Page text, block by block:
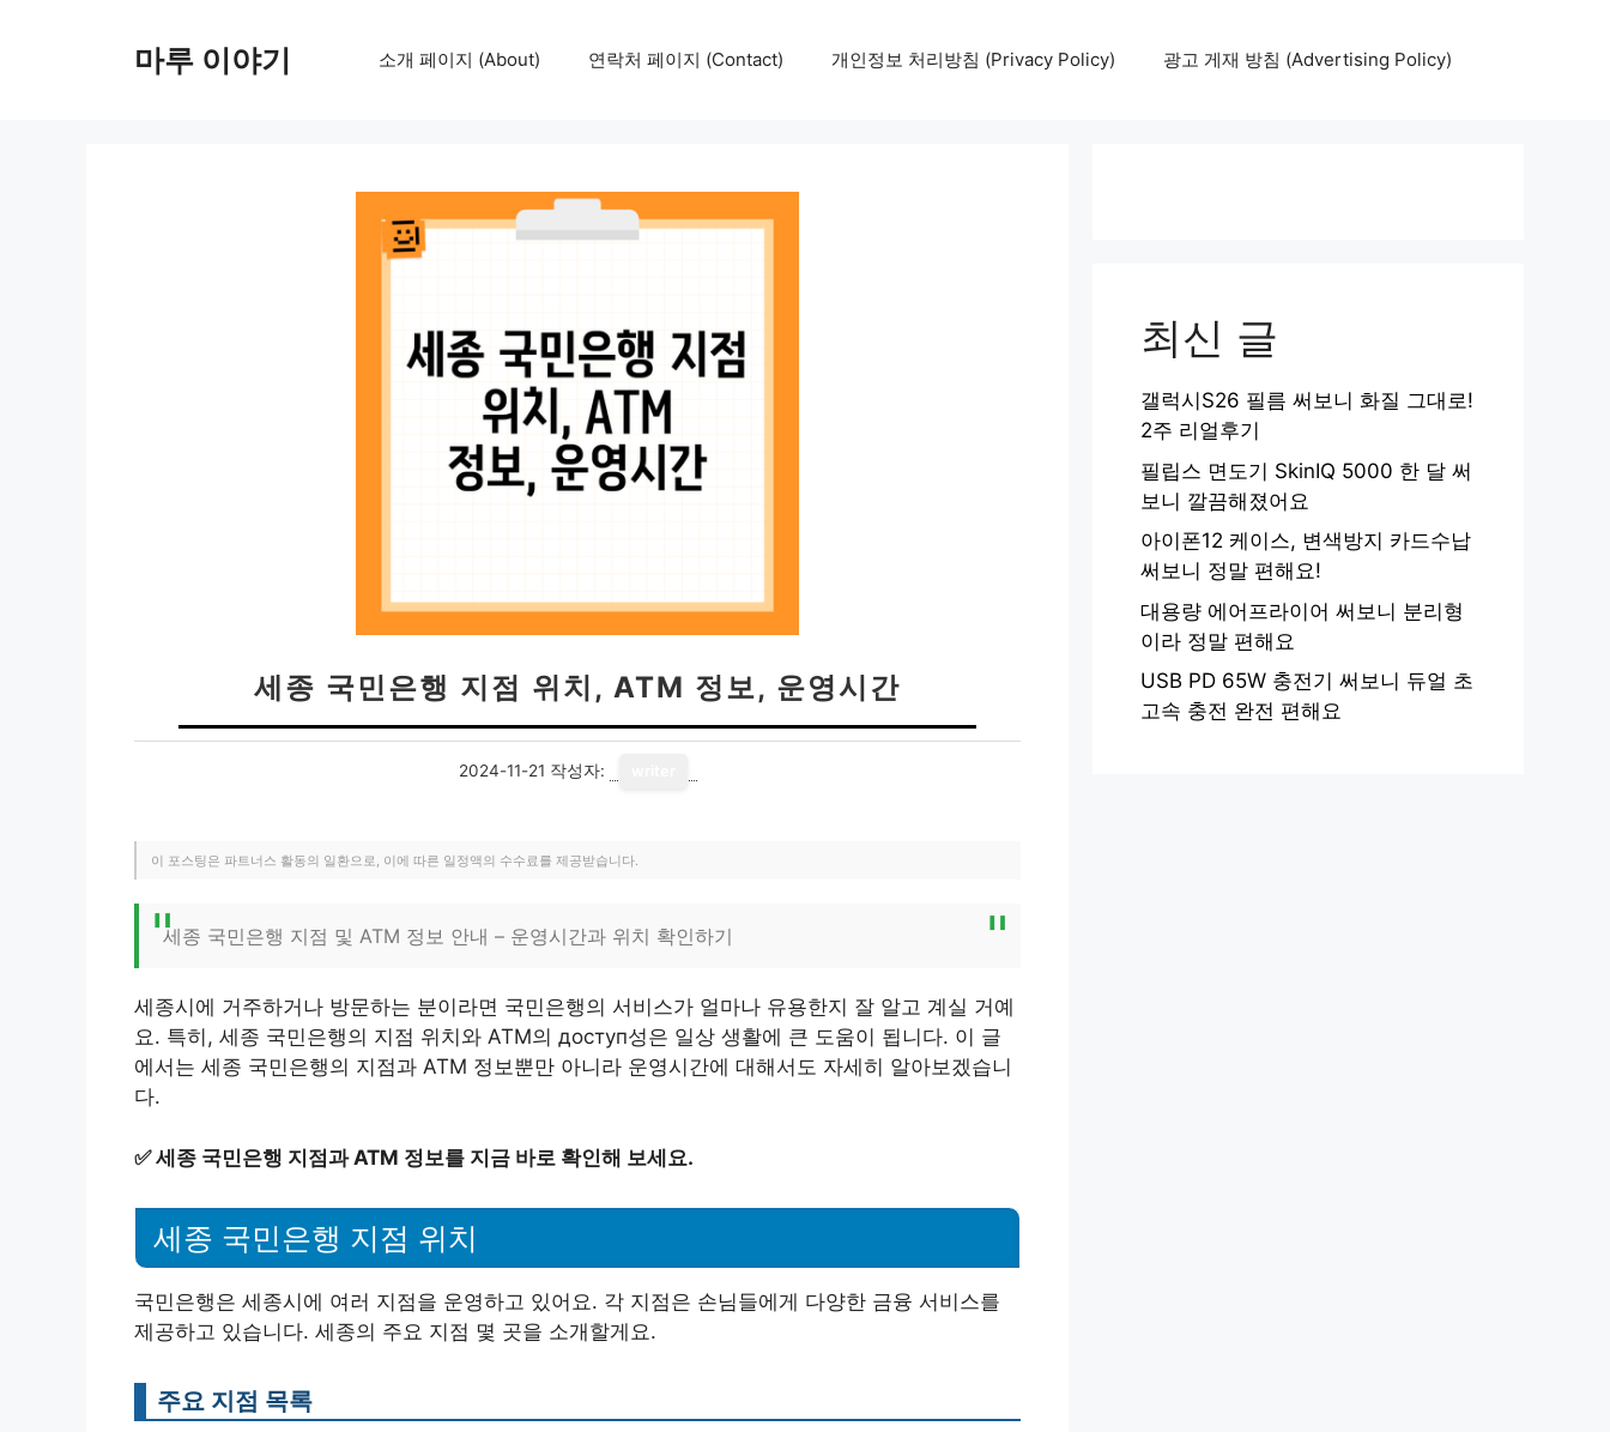
마루 이야기 소개 페이지 (About) 연락처 페이지 (Contact) 개인정보 처리방침 (Privacy Policy) 광고 게재 방침 (Advertising Policy)
세종 국민은행 지점 위치, ATM 정보, 운영시간
2024-11-21 작성자:
이 포스팅은 파트너스 활동의 일환으로, 이에 따른 일정액의 수수료를 제공받습니다.
세종 국민은행 지점 및 ATM 정보 안내 – 운영시간과 위치 확인하기
세종시에 거주하거나 방문하는 분이라면 국민은행의 서비스가 얼마나 유용한지 잘 알고 계실 거예
요. 특히, 세종 국민은행의 지점 위치와 ATM의 доступ성은 일상 생활에 큰 도움이 됩니다. 이 글
에서는 세종 국민은행의 지점과 ATM 정보뿐만 아니라 운영시간에 대해서도 자세히 알아보겠습니
다.
✅세종 국민은행 지점과 ATM 정보를 지금 바로 확인해 보세요.
세종 국민은행 지점 위치
국민은행은 세종시에 여러 지점을 운영하고 있어요. 각 지점은 손님들에게 다양한 금융 서비스를
제공하고 있습니다. 세종의 주요 지점 몇 곳을 소개할게요.
주요 지점 목록
최신 글
갤럭시S26 필름 써보니 화질 그대로!
2주 리얼후기
필립스 면도기 SkinIQ 5000 한 달 써
보니 깔끔해졌어요
아이폰12 케이스, 변색방지 카드수납
써보니 정말 편해요!
대용량 에어프라이어 써보니 분리형
이라 정말 편해요
USB PD 65W 충전기 써보니 듀얼 초
고속 충전 완전 편해요